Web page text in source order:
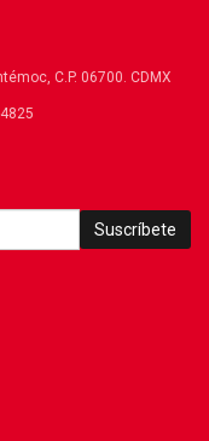
C.P. 06700. CDMX
Suscríbete